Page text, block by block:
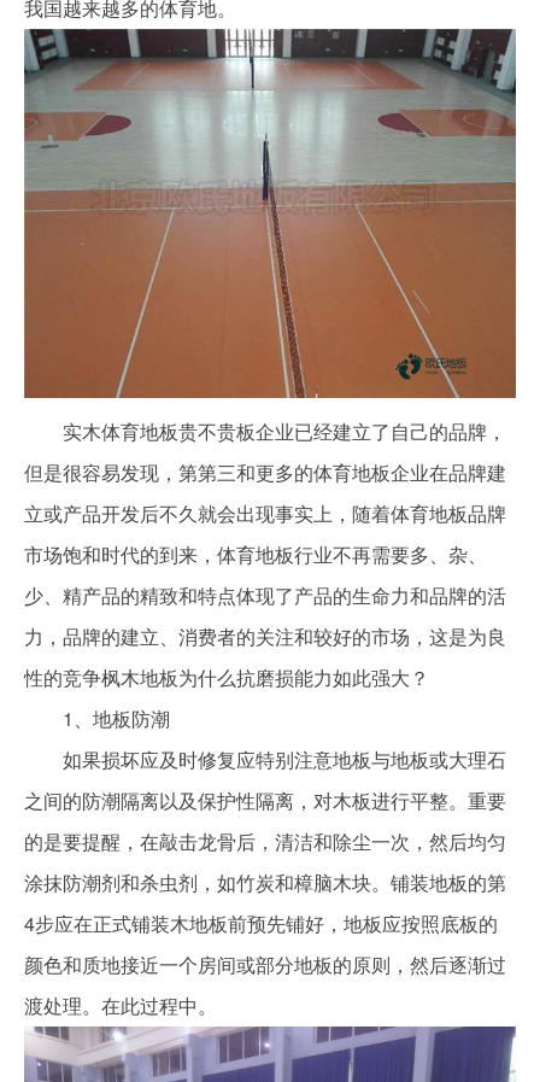
我国越来越多的体育地。
实木体育地板贵不贵板企业已经建立了自己的品牌，
但是很容易发现，第第三和更多的体育地板企业在品牌建
立或产品开发后不久就会出现事实上，随着体育地板品牌
市场饱和时代的到来，体育地板行业不再需要多、杂、
少、精产品的精致和特点体现了产品的生命力和品牌的活
力，品牌的建立、消费者的关注和较好的市场，这是为良
性的竞争枫木地板为什么抗磨损能力如此强大？
1、地板防潮
如果损坏应及时修复应特别注意地板与地板或大理石
之间的防潮隔离以及保护性隔离，对木板进行平整。重要
的是要提醒，在敲击龙骨后，清洁和除尘一次，然后均匀
涂抹防潮剂和杀虫剂，如竹炭和樟脑木块。铺装地板的第
4步应在正式铺装木地板前预先铺好，地板应按照底板的
颜色和质地接近一个房间或部分地板的原则，然后逐渐过
渡处理。在此过程中。